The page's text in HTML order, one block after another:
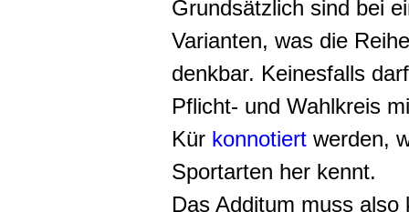
Grundsätzlich sind bei
Varianten, was die
denkbar. Keinesfalls
Pflicht- und Wahlkreis
Kür konnotiert werden,
Sportarten her kennt.
Das Additum muss